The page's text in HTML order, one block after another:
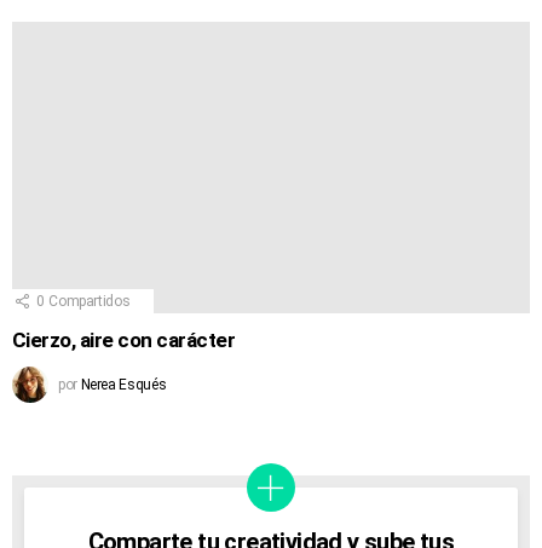
0 Compartidos
Cierzo, aire con carácter
por Nerea Esqués
Comparte tu creatividad y sube tus